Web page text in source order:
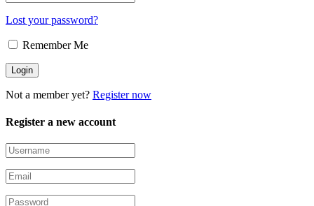
Lost your password?
Remember Me
Not a member yet? Register now
Register a new account